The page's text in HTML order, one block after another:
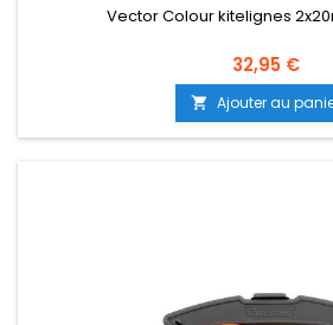
Vector Colour kitelignes
32,95 €
 Ajouter au